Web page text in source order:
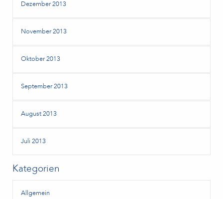
Dezember 2013
November 2013
Oktober 2013
September 2013
August 2013
Juli 2013
Kategorien
Allgemein